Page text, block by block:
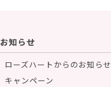
お知らせ
ローズハートからのお知らせ
キャンペーン